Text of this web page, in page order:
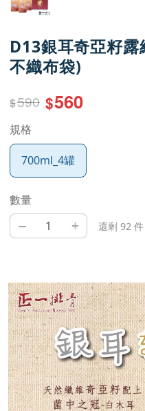
D13銀耳奇亞籽
不織布袋)
$590 $560
規格
700ml_4罐
數量
– + 還剩 92 件